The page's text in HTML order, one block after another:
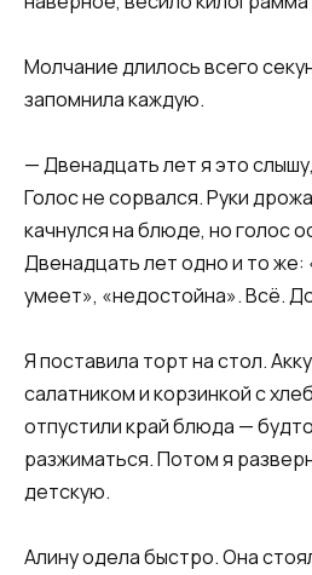
Молчание длилось всего
запомнила каждую.
— Двенадцать лет я это
Голос не сорвался. Руки
качнулся на блюде, но голос
Двенадцать лет одно и то же:
умеет», «недостойна». Всё.
Я поставила торт на стол.
салатником и корзинкой с
отпустили край блюда —
разжиматься. Потом я
детскую.
Алину одела быстро. Она